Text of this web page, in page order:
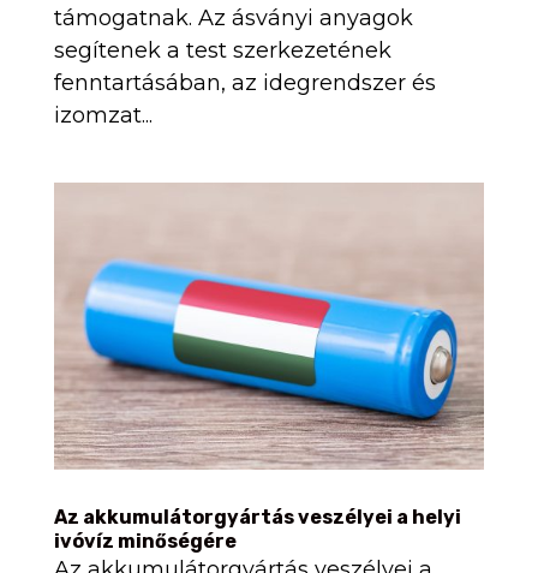
támogatnak. Az ásványi anyagok
segítenek a test szerkezetének
fenntartásában, az idegrendszer és
izomzat...
Az akkumulátorgyártás veszélyei a helyi
ivóvíz minőségére